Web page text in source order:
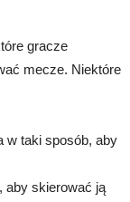
gracze
mecze. Niektóre
w taki sposób, aby
aby skierować ją